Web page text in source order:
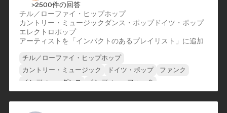
>2500件の回答
チル／ローファイ・ヒップホップ
カントリー・ミュージック ダンス・ポップドイツ・ポップ
エレクトロポップ
アーティストを「インパクトのあるプレイリスト」に追加
チル／ローファイ・ヒップホップ
カントリー・ミュージック
ドイツ・ポップ
ファンク
インディー・ダンス
インディー・フォーク